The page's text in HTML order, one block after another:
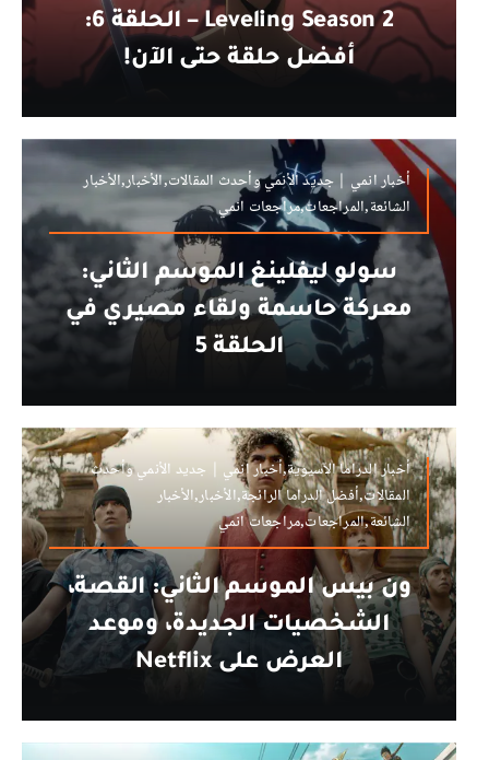
Leveling Season 2 – الحلقة 6:
أفضل حلقة حتى الآن!
أخبار انمي | جديد الأنمي وأحدث المقالات,الأخبار,الأخبار
الشائعة,المراجعات,مراجعات انمي
سولو ليفلينغ الموسم الثاني:
معركة حاسمة ولقاء مصيري في
الحلقة 5
أخبار الدراما الآسيوية,أخبار انمي | جديد الأنمي وأحدث
المقالات,أفضل الدراما الرائجة,الأخبار,الأخبار
الشائعة,المراجعات,مراجعات انمي
ون بيس الموسم الثاني: القصة،
الشخصيات الجديدة، وموعد
العرض على Netflix